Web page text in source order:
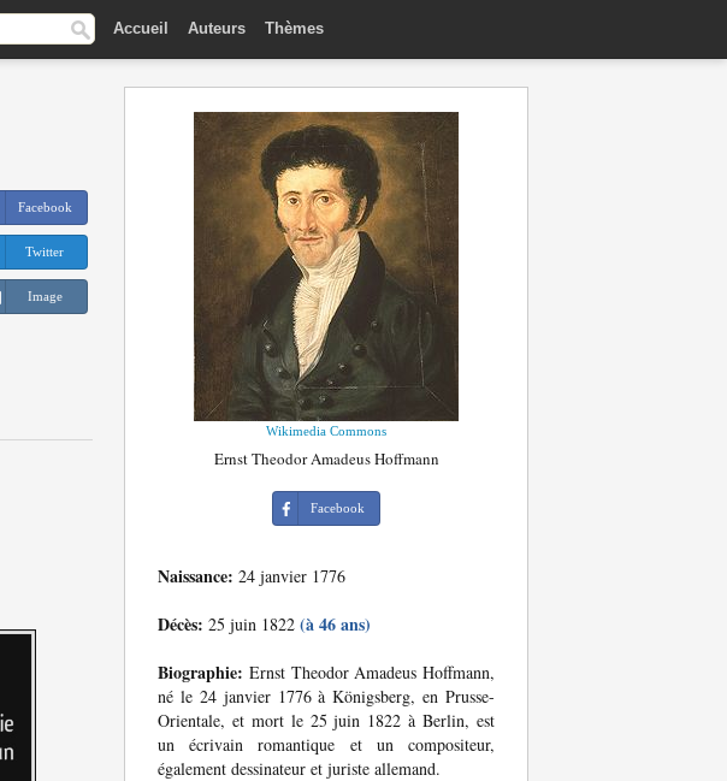
Accueil Auteurs Thèmes
Facebook
Twitter
Image
Wikimedia Commons
Ernst Theodor Amadeus Hoffmann
Facebook
Naissance: 24 janvier 1776
Décès: 25 juin 1822 (à 46 ans)
Biographie: Ernst Theodor Amadeus Hoffmann,
né le 24 janvier 1776 à Königsberg, en Prusse-
Orientale, et mort le 25 juin 1822 à Berlin, est
un écrivain romantique et un compositeur,
également dessinateur et juriste allemand.